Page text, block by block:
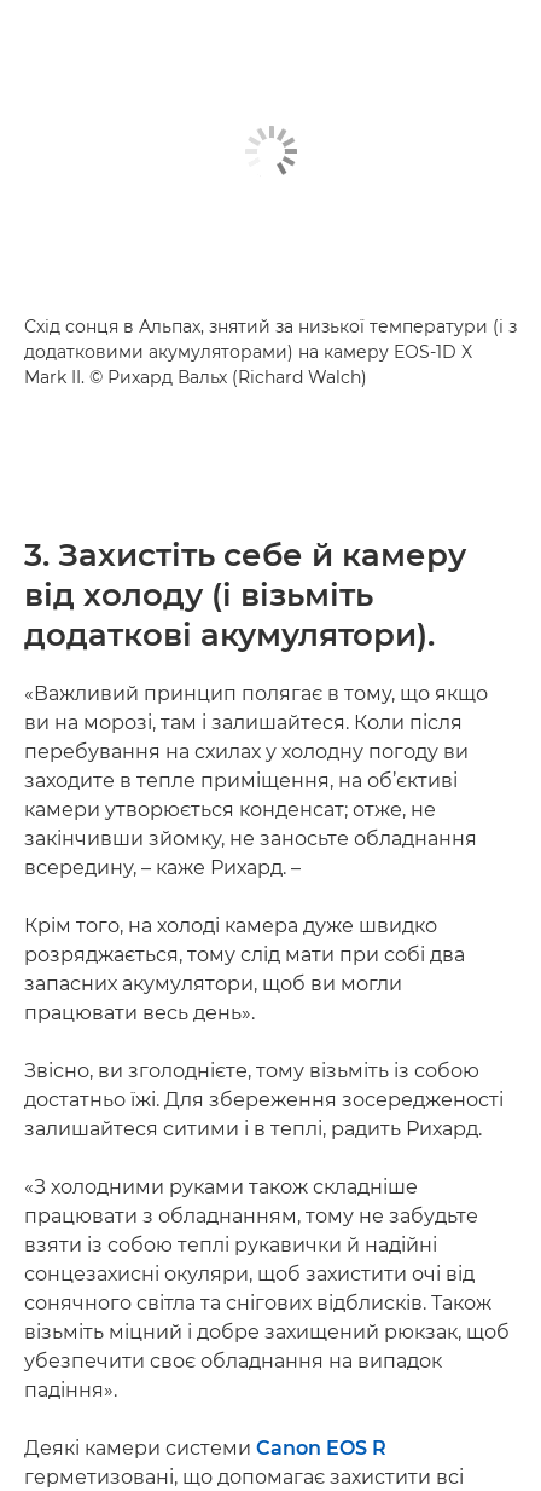
Схід сонця в Альпах, знятий за низької температури (і з
додатковими акумуляторами) на камеру EOS-1D X
Mark II. © Рихард Вальх (Richard Walch)
3. Захистіть себе й камеру
від холоду (і візьміть
додаткові акумулятори).
«Важливий принцип полягає в тому, що якщо
ви на морозі, там і залишайтеся. Коли після
перебування на схилах у холодну погоду ви
заходите в тепле приміщення, на об’єктиві
камери утворюється конденсат; отже, не
закінчивши зйомку, не заносьте обладнання
всередину, – каже Рихард. –
Крім того, на холоді камера дуже швидко
розряджається, тому слід мати при собі два
запасних акумулятори, щоб ви могли
працювати весь день».
Звісно, ви зголоднієте, тому візьміть із собою
достатньо їжі. Для збереження зосередженості
залишайтеся ситими і в теплі, радить Рихард.
«З холодними руками також складніше
працювати з обладнанням, тому не забудьте
взяти із собою теплі рукавички й надійні
сонцезахисні окуляри, щоб захистити очі від
сонячного світла та снігових відблисків. Також
візьміть міцний і добре захищений рюкзак, щоб
убезпечити своє обладнання на випадок
падіння».
Деякі камери системи Canon EOS R
герметизовані, що допомагає захистити всі